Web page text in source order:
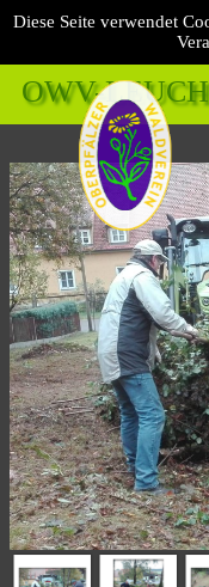
Diese Seite verwendet
OWV-